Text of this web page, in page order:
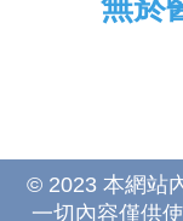
無菸
© 2023 本網站
一切內容僅供